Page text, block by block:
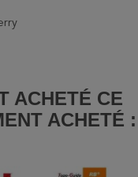
ACHETÉ CE
ACHETÉ :